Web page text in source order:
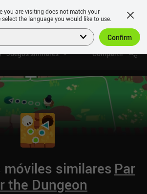
Juegos similares Compartir
móviles similares Par
the Dungeon
you are visiting does not match your
the language you would like to use.
Confirm